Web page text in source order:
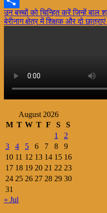
Share
Post
navigation
उन बच्चों को चिन्हित करें जिन्हें बाल
बेरीनाग क्षेत्र में शिक्षक और दो
August 2026
M T W T F S
S
1
2
3
4 5 6 7 8
9
10 11 12 13 14 15 16
17 18 19 20 21 22 23
24 25 26 27 28 29 30
31
« Jul